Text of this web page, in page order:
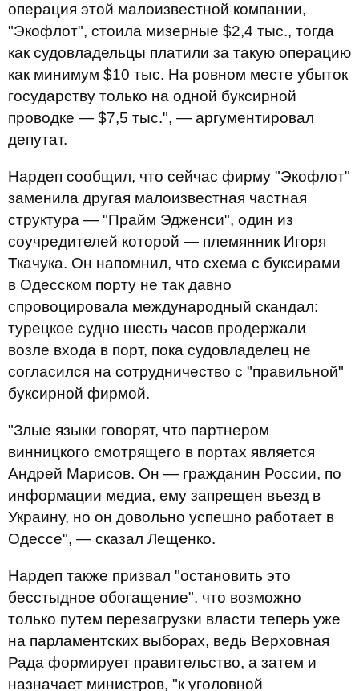
операция этой малоизвестной компании,
"Экофлот", стоила мизерные $2,4 тыс., тогда
как судовладельцы платили за такую операцию
как минимум $10 тыс. На ровном месте убыток
государству только на одной буксирной
проводке — $7,5 тыс.", — аргументировал
депутат.
Нардеп сообщил, что сейчас фирму "Экофлот"
заменила другая малоизвестная частная
структура — "Прайм Эдженси", один из
соучредителей которой — племянник Игоря
Ткачука. Он напомнил, что схема с буксирами
в Одесском порту не так давно
спровоцировала международный скандал:
турецкое судно шесть часов продержали
возле входа в порт, пока судовладелец не
согласился на сотрудничество с "правильной"
буксирной фирмой.
"Злые языки говорят, что партнером
винницкого смотрящего в портах является
Андрей Марисов. Он — гражданин России, по
информации медиа, ему запрещен въезд в
Украину, но он довольно успешно работает в
Одессе", — сказал Лещенко.
Нардеп также призвал "остановить это
бесстыдное обогащение", что возможно
только путем перезагрузки власти теперь уже
на парламентских выборах, ведь Верховная
Рада формирует правительство, а затем и
назначает министров, "к уголовной